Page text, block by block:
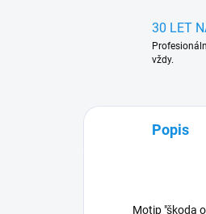
30 LET
vždy.
Popis
Motip "škoda